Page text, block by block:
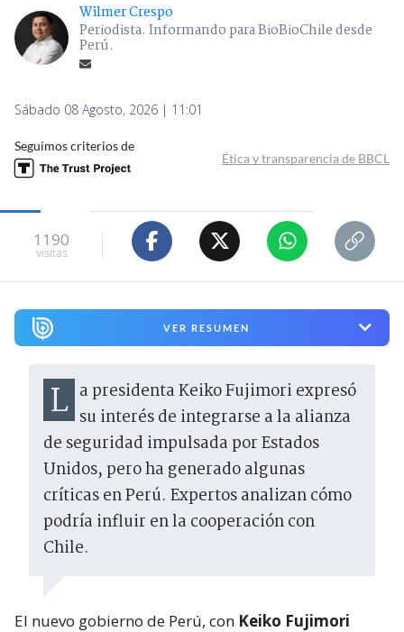
Wilmer Crespo
Periodista. Informando para BioBioChile desde
Perú.
Sábado 08 Agosto, 2026 | 11:01
Seguimos criterios de
Ética y transparencia de BBCL
1190
visitas
VER RESUMEN
La presidenta Keiko Fujimori expresó su interés de integrarse a la alianza
de seguridad impulsada por Estados
Unidos, pero ha generado algunas
críticas en Perú. Expertos analizan cómo
podría influir en la cooperación con
Chile.
El nuevo gobierno de Perú, con Keiko Fujimori